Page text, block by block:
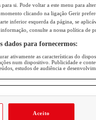
si. Pode voltar a este menu para
clicando na ligação Gerir
inferior esquerda da página, se
informação, consulte a nossa política de
dados para fornecermos:
ativamente as características do
num dispositivo. Publicidade e
estudos de audiência e
Aceito